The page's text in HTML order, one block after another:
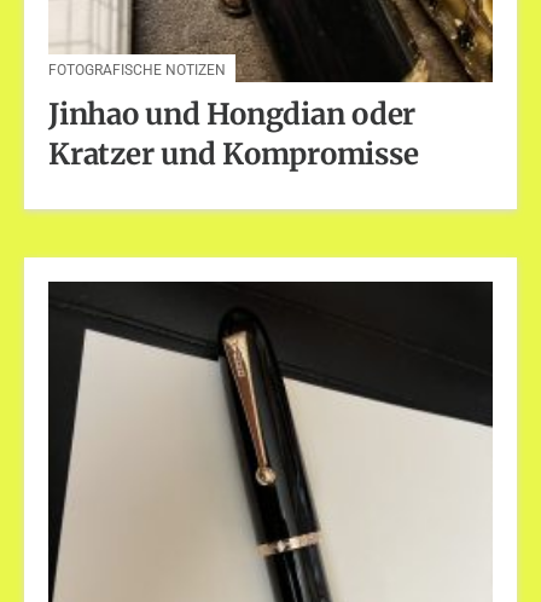
FOTOGRAFISCHE NOTIZEN
Jinhao und Hongdian oder
Kratzer und Kompromisse